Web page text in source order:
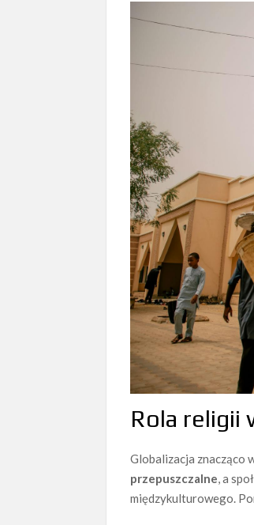
Rola religii
Globalizacja znacząco
przepuszczalne, a
międzykulturowego.